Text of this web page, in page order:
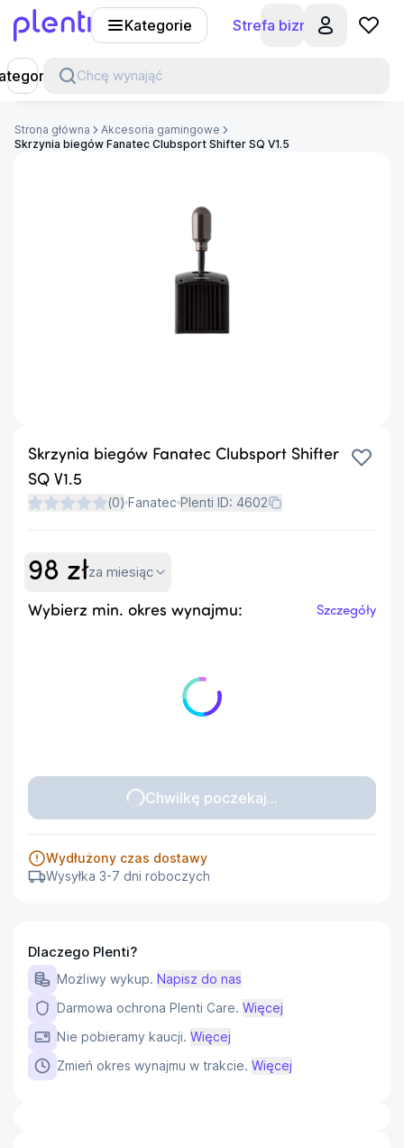
Kategorie Strefa biznesu
Chcę wynająć
Strona główna
Akcesoria gamingowe
Skrzynia biegów Fanatec Clubsport Shifter SQ V1.5
Skrzynia biegów Fanatec Clubsport Shifter
SQ V1.5
(0) Fanatec Plenti ID: 4602
98 złza miesiąc
Wybierz min. okres wynajmu: Szczegóły
Chwilkę poczekaj...
Wydłużony czas dostawy
Wysyłka 3-7 dni roboczych
Dlaczego Plenti?
Możliwy wykup. Napisz do nas
Darmowa ochrona Plenti Care. Więcej
Nie pobieramy kaucji. Więcej
Zmień okres wynajmu w trakcie. Więcej